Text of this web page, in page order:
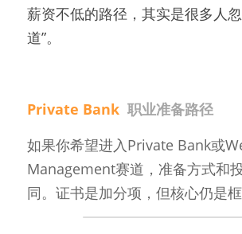
薪资不低的路径，其实是很多人
道”。
Private Bank 职业准备路径
如果你希望进入Private Bank或
Management赛道，准备方式和
同。证书是加分项，但核心仍是框